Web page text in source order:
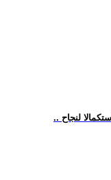
لنجاح